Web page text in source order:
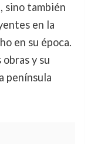
sino también
en la
en su época.
y su
península